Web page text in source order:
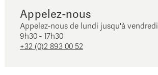
Appelez-nous
Appelez-nous de lundi jusqu'à vendredi
9h30 - 17h30
+32 (0)2 893 00 52